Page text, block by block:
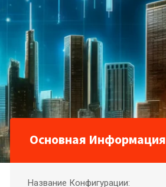
Основная Информация
Название Конфигурации: